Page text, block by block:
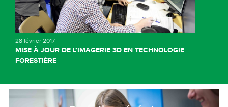
28 février 2017
MISE À JOUR DE L’IMAGERIE 3D EN TECHNOLOGIE
FORESTIÈRE